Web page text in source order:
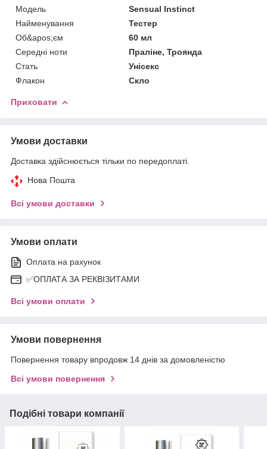
Мoдель
Sensual Instinct
Найменування
Тестер
Об&apos;єм
60 мл
Середні ноти
Праліне, Троянда
Стать
Унісекс
Флакон
Скло
Приховати
Умови доставки
Доставка здійснюється тільки по передоплаті.
Нова Пошта
Всі умови доставки
Умови оплати
Оплата на рахунок
✅ОПЛАТА ЗА РЕКВІЗИТАМИ
Всі умови оплати
Умови повернення
Повернення товару впродовж 14 днів за домовленістю
Всі умови повернення
Подібні товари компанії